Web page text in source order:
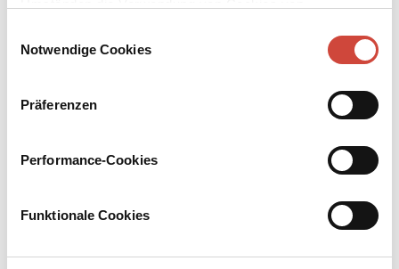
Notwendige Cookies
Präferenzen
Performance-Cookies
Funktionale Cookies
Beichte eines Mörders, erzählt in
Jahren die russischen Emigranten. Einer von ihnen ist Semjon
Golubtschik, illegitimer Sohn des Fürsten Krapotkin, ehemaliger
Annette Leclaire. Eine lange, durchzechte Nacht hindurch erzählt
er dem Wirt und den Gästen des Tari-Bari seine Lebensgeschichte